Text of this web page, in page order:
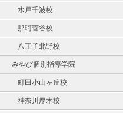
水戸千波校
那珂菅谷校
八王子北野校
みやび個別指導学院
町田小山ヶ丘校
神奈川厚木校